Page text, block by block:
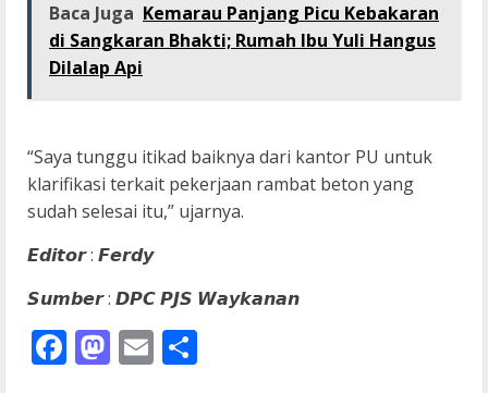
Baca Juga Kemarau Panjang Picu Kebakaran
di Sangkaran Bhakti; Rumah Ibu Yuli Hangus
Dilalap Api
“Saya tunggu itikad baiknya dari kantor PU untuk
klarifikasi terkait pekerjaan rambat beton yang
sudah selesai itu,” ujarnya.
𝙀𝙙𝙞𝙩𝙤𝙧 : 𝙁𝙚𝙧𝙙𝙮
𝙎𝙪𝙢𝙗𝙚𝙧 : 𝘿𝙋𝘾 𝙋𝙅𝙎 𝙒𝙖𝙮𝙠𝙖𝙣𝙖𝙣
Facebook
Mastodon
Email